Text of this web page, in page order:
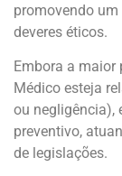
promovendo
deveres éticos.
Embora a
Médico esteja
ou negligência),
preventivo,
de legislações.